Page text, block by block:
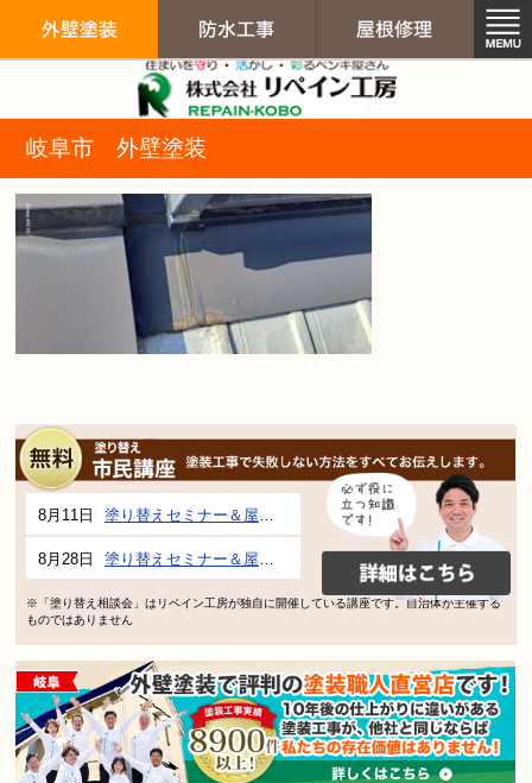
岐阜市 外壁塗装
8月11日 塗り替えセミナー＆屋根、外壁の塗り替え市民講座 inぎふメディアコスモス
8月28日 塗り替えセミナー＆屋根、外壁の塗り替え市民講座 inぎふメディアコスモス
※「塗り替え相談会」はリペイン工房が独自に開催している講座です。自治体が主催する
ものではありません